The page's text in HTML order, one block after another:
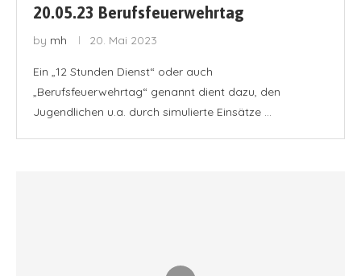
20.05.23 Berufsfeuerwehrtag
by mh 20. Mai 2023
Ein „12 Stunden Dienst“ oder auch
„Berufsfeuerwehrtag“ genannt dient dazu, den
Jugendlichen u.a. durch simulierte Einsätze …